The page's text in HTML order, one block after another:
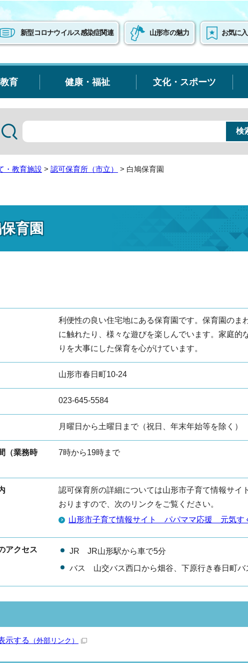
新型コロナウイルス感染症関連 山形市の魅力 お気に
育 健康・福祉 文化・スポーツ
・教育施設 > 認可保育所（市立） > 白鳩保育園
育園
利便性の良い住宅地にある保育園です。保育園の
に触れたり、様々な遊びを楽しんでいます。家庭
りを大事にした保育を心がけています。
山形市春日町10-24
023-645-5584
月曜日から土曜日まで（祝日、年末年始等を除く）
（業務時
7時から19時まで
認可保育所の詳細については山形市子育て情報サ
おりますので、次のリンクをご覧ください。
山形市子育て情報サイト パパママ応援 元気す
アクセス
JR JR山形駅から車で5分
バス 山交バス西口から畑谷、下原行き春日町バ
示する （外部リンク）